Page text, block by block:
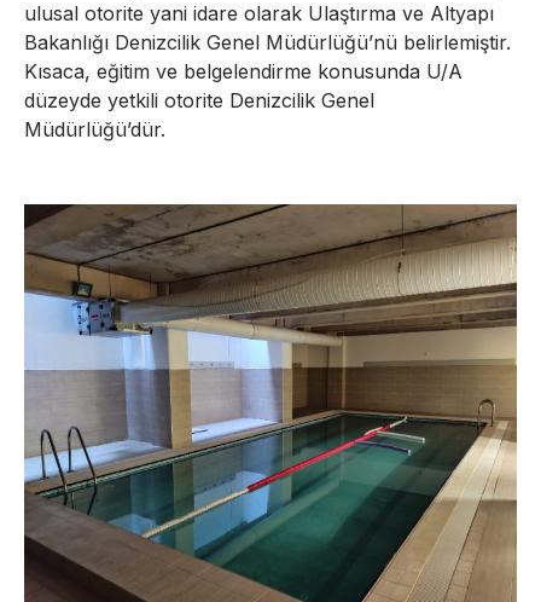
ulusal otorite yani idare olarak Ulaştırma ve Altyapı
Bakanlığı Denizcilik Genel Müdürlüğü’nü belirlemiştir.
Kısaca, eğitim ve belgelendirme konusunda U/A
düzeyde yetkili otorite Denizcilik Genel
Müdürlüğü’dür.